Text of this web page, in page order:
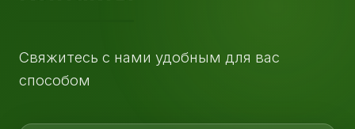
Свяжитесь с нами удобным для вас
способом